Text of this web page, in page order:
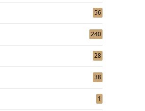
56
240
28
38
1